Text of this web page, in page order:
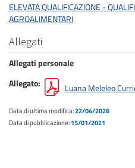
ELEVATA QUALIFICAZIONE -
AGROALIMENTARI
Allegati
Allegati personale
Allegato
Luana Meleleo
Data di ultima modifica:22/04/2026
Data di pubblicazione:15/01/2021